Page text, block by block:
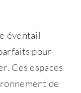
éventail
pour
Ces espaces
de